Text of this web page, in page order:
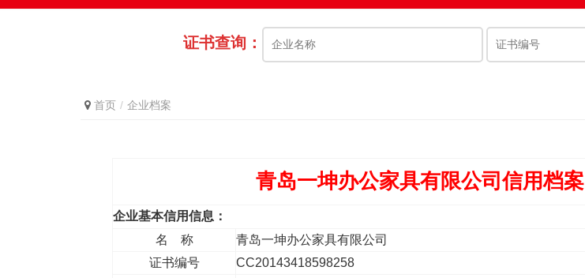
证书查询：
首页 企业档案
青岛一坤办公家具有限公司信用档案
企业基本信用信息：
名 称
青岛一坤办公家具有限公司
证书编号
CC20143418598258